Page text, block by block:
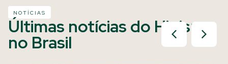
NOTÍCIAS
Últimas notícias do Hipismo
no Brasil